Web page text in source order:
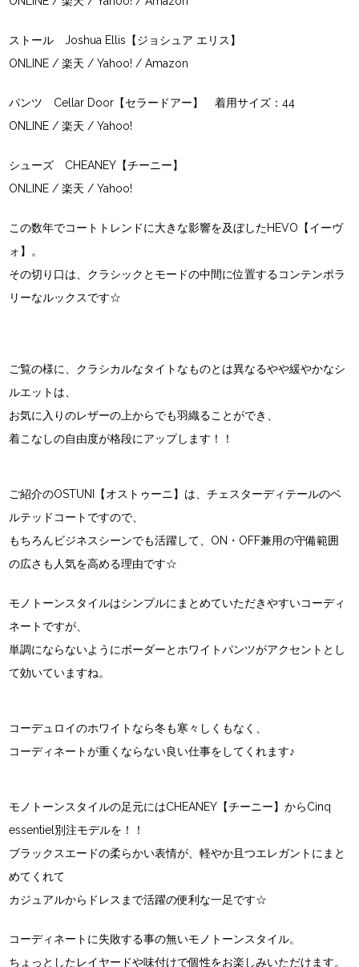
ストール Joshua Ellis【ジョシュア エリス】
ONLINE /楽天 /Yahoo! /Amazon
パンツ Cellar Door【セラードアー】 着用サイズ：44
ONLINE /楽天 /Yahoo!
シューズ CHEANEY【チーニー】
ONLINE /楽天 /Yahoo!
この数年でコートトレンドに大きな影響を及ぼしたHEVO【イーヴ
ォ】。
その切り口は、クラシックとモードの中間に位置するコンテンポラ
リーなルックスです☆
ご覧の様に、クラシカルなタイトなものとは異なるやや緩やかなシ
ルエットは、
お気に入りのレザーの上からでも羽織ることができ、
着こなしの自由度が格段にアップします！！
ご紹介のOSTUNI【オストゥーニ】は、チェスターディテールのベ
ルテッドコートですので、
もちろんビジネスシーンでも活躍して、ON・OFF兼用の守備範囲
の広さも人気を高める理由です☆
モノトーンスタイルはシンプルにまとめていただきやすいコーディ
ネートですが、
単調にならないようにボーダーとホワイトパンツがアクセントとし
て効いていますね。
コーデュロイのホワイトなら冬も寒々しくもなく、
コーディネートが重くならない良い仕事をしてくれます♪
モノトーンスタイルの足元にはCHEANEY【チーニー】からCinq
essentiel別注モデルを！！
ブラックスエードの柔らかい表情が、軽やか且つエレガントにまと
めてくれて
カジュアルからドレスまで活躍の便利な一足です☆
コーディネートに失敗する事の無いモノトーンスタイル。
ちょっとしたレイヤードや味付けで個性をお楽しみいただけます。